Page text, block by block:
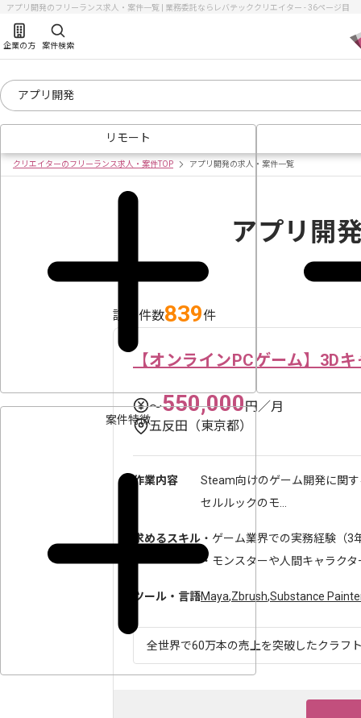
アプリ開発のフリーランス求人・案件一覧 | 業務委託ならレバテッククリエイター - 36ページ目
企業の方 案件検索
リモート
案件特徴
クリエイターのフリーランス求人・案件TOP アプリ開発の求人・案件一覧
アプリ開
該当件数839件
【オンラインPCゲーム】3D
〜550,000円／月
五反田（東京都）
作業内容
Steam向けのゲーム開発に関
セルルックのモ...
求めるスキル ・ゲーム業界での実務経験（3
・モンスターや人間キャラク
ツール・言語Maya,Zbrush,Substance
全世界で60万本の売上を突破したクラフ